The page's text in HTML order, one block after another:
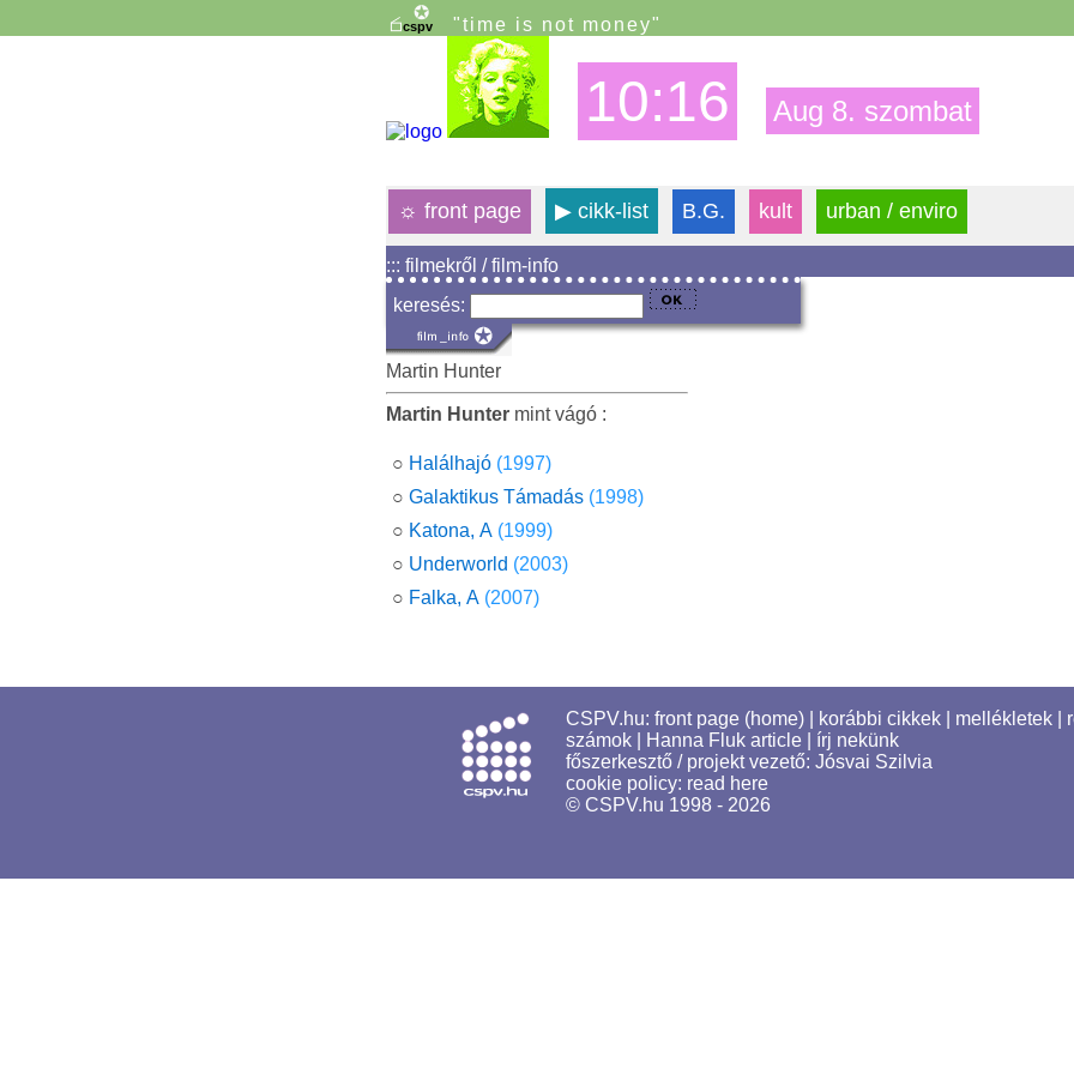
"time is not money"
10:16 Aug 8. szombat
☼ front page ▶ cikk-list B.G. kult urban / enviro
::: filmekről / film-info
keresés:
Martin Hunter
Martin Hunter mint vágó :
○ Halálhajó (1997)
○ Galaktikus Támadás (1998)
○ Katona, A (1999)
○ Underworld (2003)
○ Falka, A (2007)
CSPV.hu: front page (home) korábbi cikkek mellékletek
számok
Hanna Fluk article
írj nekünk
főszerkesztő / projekt vezető: Jósvai Szilvia
cookie policy: read here
© CSPV.hu 1998 - 2026